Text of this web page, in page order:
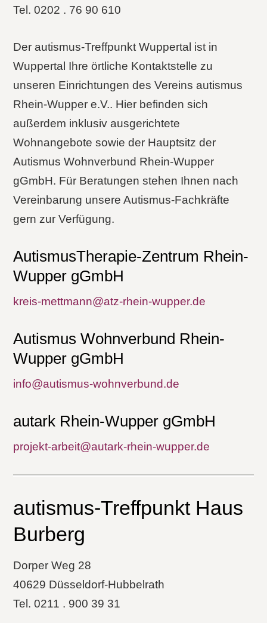
Tel. 0202 . 76 90 610
Der autismus-Treffpunkt Wuppertal ist in
Wuppertal Ihre örtliche Kontaktstelle zu
unseren Einrichtungen des Vereins autismus
Rhein-Wupper e.V.. Hier befinden sich
außerdem inklusiv ausgerichtete
Wohnangebote sowie der Hauptsitz der
Autismus Wohnverbund Rhein-Wupper
gGmbH. Für Beratungen stehen Ihnen nach
Vereinbarung unsere Autismus-Fachkräfte
gern zur Verfügung.
AutismusTherapie-Zentrum Rhein-
Wupper gGmbH
kreis-mettmann@atz-rhein-wupper.de
Autismus Wohnverbund Rhein-
Wupper gGmbH
info@autismus-wohnverbund.de
autark Rhein-Wupper gGmbH
projekt-arbeit@autark-rhein-wupper.de
autismus-Treffpunkt Haus
Burberg
Dorper Weg 28
40629 Düsseldorf-Hubbelrath
Tel. 0211 . 900 39 31